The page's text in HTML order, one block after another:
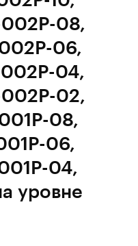
08,
06,
04,
02,
08,
06,
04,
уровне